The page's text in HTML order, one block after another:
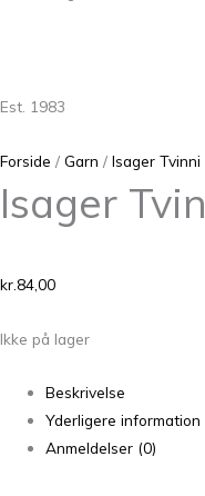
Est. 1983
Forside / Garn / Isager
Isager
kr.84,00
Ikke på lager
Beskrivelse
Yderligere information
Anmeldelser (0)